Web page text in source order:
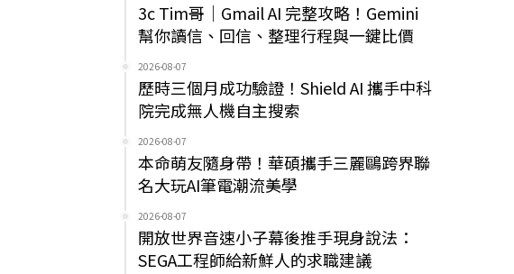
3c Tim哥｜Gmail AI 完整攻略！Gemini
幫你讀信、回信、整理行程與一鍵比價
2026-08-07
歷時三個月成功驗證！Shield AI 攜手中科
院完成無人機自主搜索
2026-08-07
本命萌友隨身帶！華碩攜手三麗鷗跨界聯
名大玩AI筆電潮流美學
2026-08-07
開放世界音速小子幕後推手現身說法：
SEGA工程師給新鮮人的求職建議